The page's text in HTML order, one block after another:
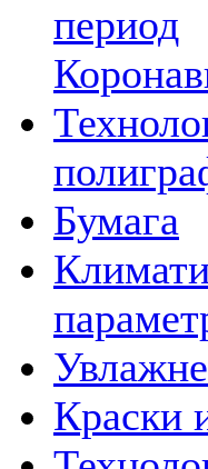
период
Бумага
Краски